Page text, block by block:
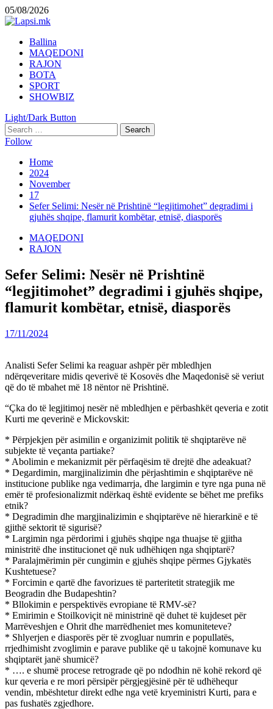
Skip
to
05/08/2026
Primary
Menu
Ballina
MAQEDONI
RAJON
BOTA
SPORT
SHOWBIZ
Light/Dark Button
Search
for:
Follow
Home
2024
November
17
Sefer Selimi: Nesër në Prishtinë “legjitimohet” degradimi i
gjuhës shqipe, flamurit kombëtar, etnisë, diasporës
MAQEDONI
RAJON
Sefer Selimi: Nesër në Prishtinë
“legjitimohet” degradimi i gjuhës shqipe,
flamurit kombëtar, etnisë, diasporës
17/11/2024
Analisti Sefer Selimi ka reaguar ashpër për mbledhjen
ndërqeveritare midis qeverivë të Kosovës dhe Maqedonisë së veriut
që do të mbahet më 18 nëntor në Prishtinë.
“Çka do të legjitimoj nesër në mbledhjen e përbashkët qeveria e zotit
Kurti me qeverinë e Mickovskit:
* Përpjekjen për asimilin e organizimit politik të shqiptarëve në
subjekte të veçanta partiake?
* Abolimin e mekanizmit për përfaqësim të drejtë dhe adeakuat?
* Degardimin, margjinalizimin dhe përjashtimin e shqiptarëve në
institucione publike nga vedimarrja, dhe largimin e tyre nga puna në
emër të profesionalizmit ndërkaq është evidente se bëhet me prefiks
etnik?
* Degradimin dhe margjinalizimin e shqiptarëve në hierarkinë e të
gjithë sektorit të sigurisë?
* Largimin nga përdorimi i gjuhës shqipe nga thuajse të gjitha
ministritë dhe institucionet që nuk udhëhiqen nga shqiptarë?
* Paralajmërimin për cungimin e gjuhës shqipe përmes Gjykatës
Kushtetuese?
* Forcimin e qartë dhe favorizues të parteritetit strategjik me
Beogradin dhe Budapeshtin?
* Bllokimin e perspektivës evropiane të RMV-së?
* Emirimin e Stoilkoviçit në ministrinë që duhet të kujdeset për
Marrëveshjen e Ohrit dhe marrëdheniet mes komuniteteve?
* Shlyerjen e diasporës për të zvogluar numrin e popullatës,
rrjedhimisht zvoglimin e parave publike që u takojnë komunave ku
shqiptarët janë shumicë?
* …. e shumë procese retrograde që po ndodhin në kohë rekord që
kur qeveria e re mori përsipër përgjegjësinë për të udhëhequr
vendin, mbështetur direkt edhe nga vetë kryeministri Kurti, para e
pas fushatës zgjedhore.